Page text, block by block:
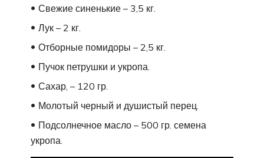
Свежие синенькие – 3,5 кг.
Лук – 2 кг.
Отборные помидоры – 2,5 кг.
Пучок петрушки и укропа.
Сахар, – 120 гр.
Молотый черный и душистый перец.
Подсолнечное масло – 500 гр. семена
укропа.